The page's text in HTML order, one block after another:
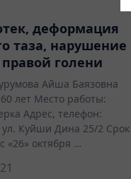
деформация
таза, нарушение
голени
Айша Баязовна
лет Место работы:
Адрес, телефон:
ул. Куйши Дина 25/2 Срок
«26» октября …